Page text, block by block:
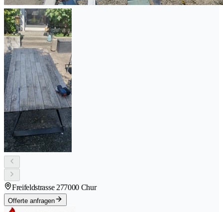
Freifeldstrasse 277000 Chur
Offerte anfragen